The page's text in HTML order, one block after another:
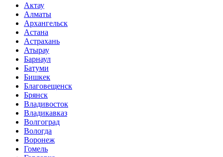
Актау
Алматы
Архангельск
Астана
Астрахань
Атырау
Барнаул
Батуми
Бишкек
Благовещенск
Брянск
Владивосток
Владикавказ
Волгоград
Вологда
Воронеж
Гомель